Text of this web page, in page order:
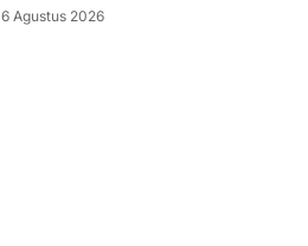
6 Agustus 2026